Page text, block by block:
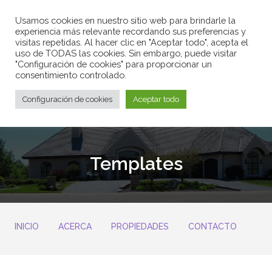
Obra nueva promoción de
pisos de primera calidad en
Barcelona y alrededores
Templates
INICIO ACERCA PROPIEDADES CONTACTO
Usamos cookies en nuestro sitio web para brindarle la
experiencia más relevante recordando sus preferencias y
visitas repetidas. Al hacer clic en "Aceptar todo", acepta el
uso de TODAS las cookies. Sin embargo, puede visitar
"Configuración de cookies" para proporcionar un
consentimiento controlado.
Configuración de cookies Aceptar todo